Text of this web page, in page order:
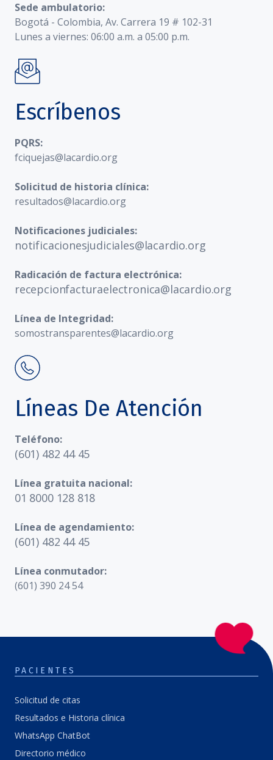
Sede ambulatorio:
Bogotá - Colombia, Av. Carrera 19 # 102-31
Lunes a viernes: 06:00 a.m. a 05:00 p.m.
Escríbenos
PQRS:
fciquejas@lacardio.org
Solicitud de historia clínica:
resultados@lacardio.org
Notificaciones judiciales:
notificacionesjudiciales@lacardio.org
Radicación de factura electrónica:
recepcionfacturaelectronica@lacardio.org
Línea de Integridad:
somostransparentes@lacardio.org
Líneas De Atención
Teléfono:
(601) 482 44 45
Línea gratuita nacional:
01 8000 128 818
Línea de agendamiento:
(601) 482 44 45
Línea conmutador:
(601) 390 24 54
PACIENTES
Solicitud de citas
Resultados e Historia clínica
WhatsApp ChatBot
Directorio médico